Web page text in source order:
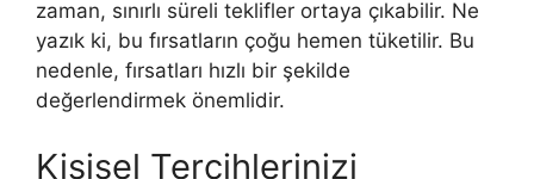
zaman, sınırlı süreli teklifler ortaya çıkabilir. Ne
yazık ki, bu fırsatların çoğu hemen tüketilir. Bu
nedenle, fırsatları hızlı bir şekilde
değerlendirmek önemlidir.
Kişisel Tercihlerinizi